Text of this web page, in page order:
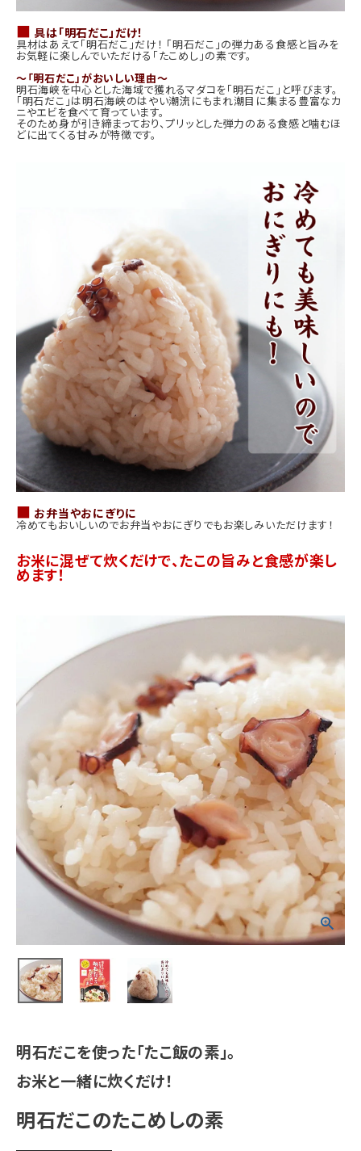
■ 具は「明石だこ」だけ！
具材はあえて「明石だこ」だけ！ 「明石だこ」の弾力ある食感と旨みを
お気軽に楽しんでいただける「たこめし」の素です。
～「明石だこ」がおいしい理由～
明石海峡を中心とした海域で獲れるマダコを「明石だこ」と呼びます。
「明石だこ」は明石海峡のはやい潮流にもまれ潮目に集まる豊富なカ
ニやエビを食べて育っています。
そのため身が引き締まっており、プリッとした弾力のある食感と噛むほ
どに出てくる甘みが特徴です。
■ お弁当やおにぎりに
冷めてもおいしいのでお弁当やおにぎりでもお楽しみいただけます！
お米に混ぜて炊くだけで、たこの旨みと食感が楽し
めます！
明石だこを使った「たこ飯の素」。
お米と一緒に炊くだけ！
明石だこのたこめしの素